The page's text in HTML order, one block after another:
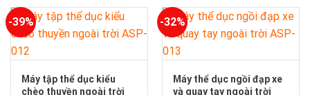
sao
sao
-39%
Máy tập thể dục kiểu
chèo thuyền ngoài trời
-32%
Máy thể dục ngồi đạp xe
và quay tay ngoài trời